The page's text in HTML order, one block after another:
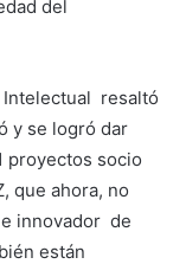
del
Intelectual resaltó
y se logró dar
proyectos socio
que ahora, no
innovador de
están